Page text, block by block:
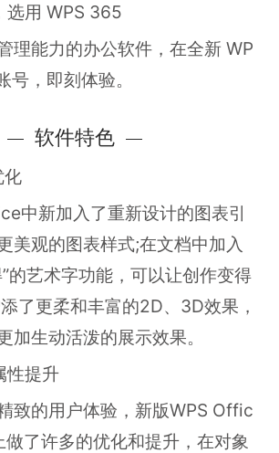
选用 WPS 365
理能力的办公软件，在全新 WP
号，即刻体验。
软件特色
新加入了重新设计的图表引
美观的图表样式;在文档中加入
的艺术字功能，可以让创作变得
了更柔和丰富的2D、3D效果，
加生动活泼的展示效果。
提升
的用户体验，新版WPS Offic
做了许多的优化和提升，在对象